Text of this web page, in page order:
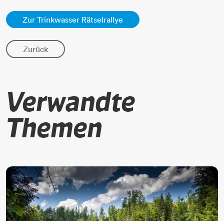
Zur Trinkwasser Rätselrallye
Zurück
Verwandte
Themen